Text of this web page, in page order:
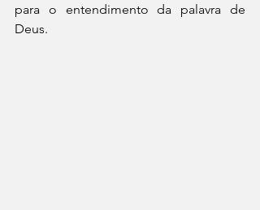
para o entendimento da palavra de
Deus.